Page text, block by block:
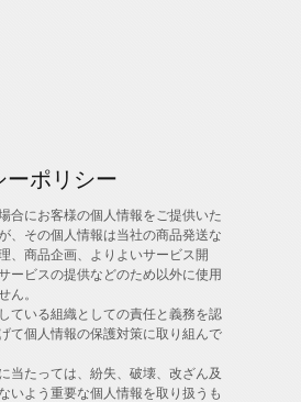
ーポリシー
合にお客様の個人情報をご提供いた
、その個人情報は当社の商品発送な
、商品企画、よりよいサービス開
ービスの提供などのため以外に使用
ん。
ている組織としての責任と義務を認
て個人情報の保護対策に取り組んで
当たっては、紛失、破壊、改ざん及
いよう重要な個人情報を取り扱うも